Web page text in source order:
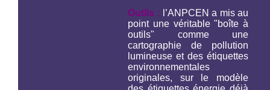
Outils :
l’ANPCEN a mis au
point une véritable "boîte à
outils" comme une
cartographie de pollution
lumineuse et des étiquettes
environnementales
originales, sur le modèle